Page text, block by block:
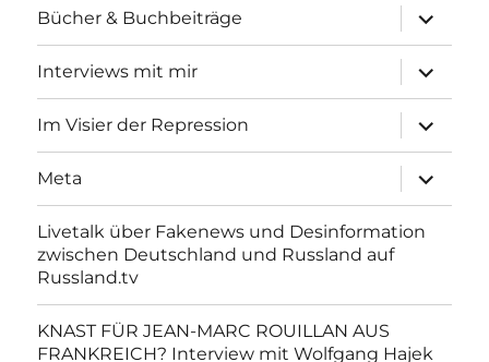
Bücher & Buchbeiträge
anzeigen
Interviews mit mir
anzeigen
Im Visier der Repression
anzeigen
Meta
anzeigen
Livetalk über Fakenews und Desinformation
zwischen Deutschland und Russland auf
Russland.tv
KNAST FÜR JEAN-MARC ROUILLAN AUS
FRANKREICH? Interview mit Wolfgang Hajek